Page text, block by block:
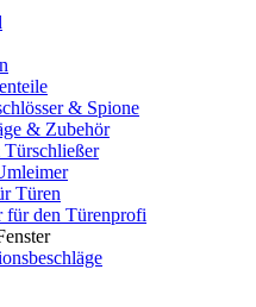
& Spione
& Zubehör
Türen
für den Türenprofi